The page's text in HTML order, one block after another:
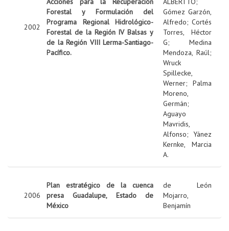
2002
Forestal y Formulación del
Programa Regional Hidrológico-
Forestal de la Región IV Balsas y
de la Región VIII Lerma-Santiago-
Pacífico.
Gómez Garzón,
Alfredo; Cortés
Torres, Héctor
G; Medina
Mendoza, Raúl;
Wruck
Spillecke,
Werner; Palma
Moreno,
Germán;
Aguayo
Mavridis,
Alfonso; Yánez
Kernke, Marcia
A.
2006
Plan estratégico de la cuenca
presa Guadalupe, Estado de
México
de León
Mojarro,
Benjamín